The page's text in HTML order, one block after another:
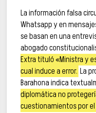
La información falsa
Whatsapp y en
se basan en una
abogado
Extra tituló «Ministra y
cual induce a error. La
Barahona indica
diplomática no
cuestionamientos por